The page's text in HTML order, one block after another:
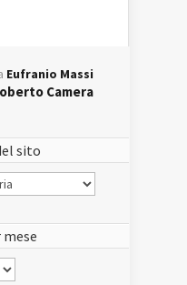
Eufranio Massi
Camera
sito